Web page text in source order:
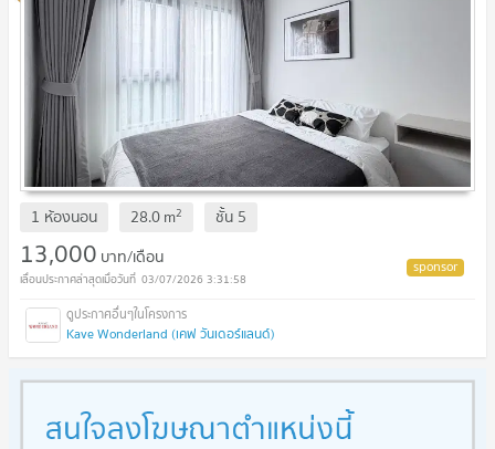
1 ห้องนอน 28.0m2 ชั้น 5
13,000 บาท/เดือน
03/07/2026 3:31:58
Kave Wonderland (เคฟ วันเดอร์แลนด์)